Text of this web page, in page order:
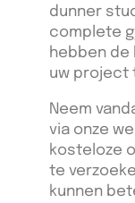
dunner
complete
hebben de
uw project
Neem
via onze
kosteloze
te
kunnen